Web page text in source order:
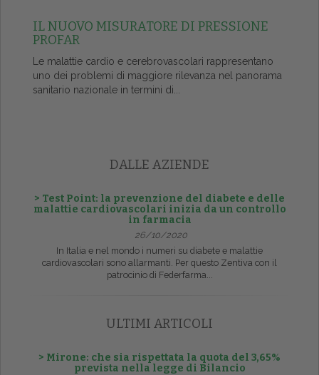
IL NUOVO MISURATORE DI PRESSIONE
PROFAR
Le malattie cardio e cerebrovascolari rappresentano
uno dei problemi di maggiore rilevanza nel panorama
sanitario nazionale in termini di...
DALLE AZIENDE
> Test Point: la prevenzione del diabete e delle
malattie cardiovascolari inizia da un controllo
in farmacia
26/10/2020
In Italia e nel mondo i numeri su diabete e malattie
cardiovascolari sono allarmanti. Per questo Zentiva con il
patrocinio di Federfarma...
ULTIMI ARTICOLI
> Mirone: che sia rispettata la quota del 3,65%
prevista nella legge di Bilancio